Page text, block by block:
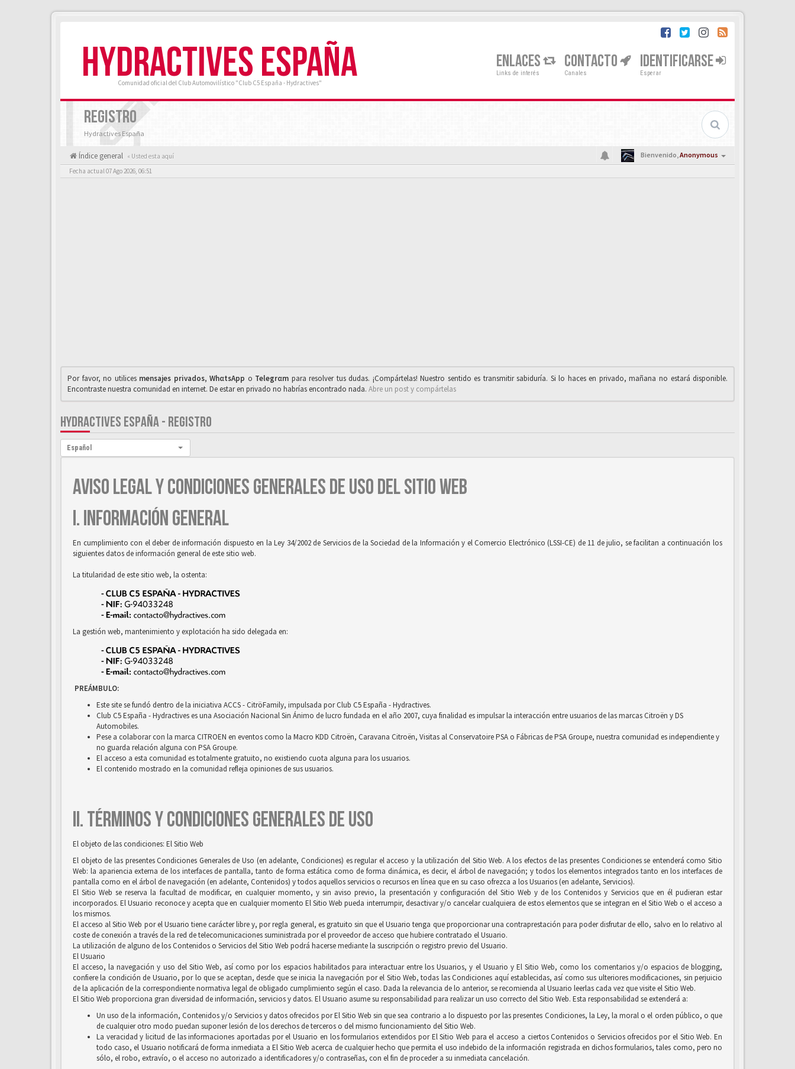
HYDRACTIVES ESPAÑA
Comunidad oficial del Club Automovilístico "Club C5 España - Hydractives"
ENLACES
Links de interés
CONTACTO
Canales
IDENTIFICARSE
Esperar
REGISTRO
Hydractives España
Índice general « Usted esta aquí Bienvenido,Anonymous
Fecha actual 07 Ago 2026, 06:51
Por favor, no utilices mensajes privados,WhαtsApp o Telegrαm para resolver tus dudas. ¡Compártelas! Nuestro sentido es transmitir sabiduría. Si lo haces en privado, mañana no estará disponible.
Encontraste nuestra comunidad en internet. De estar en privado no habrías encontrado nada. Abre un post y compártelas
HYDRACTIVES ESPAÑA - REGISTRO
Idioma:
Español
AVISO LEGAL Y CONDICIONES GENERALES DE USO DEL SITIO WEB
I. INFORMACIÓN GENERAL
En cumplimiento con el deber de información dispuesto en la Ley 34/2002 de Servicios de la Sociedad de la Información y el Comercio Electrónico (LSSI-CE) de 11 de julio, se facilitan a continuación los
siguientes datos de información general de este sitio web.
La titularidad de este sitio web, la ostenta:
La gestión web, mantenimiento y explotación ha sido delegada en:
PREÁMBULO:
Este site se fundó dentro de la iniciativa ACCS - CitröFamily, impulsada por Club C5 España - Hydractives.
Club C5 España - Hydractives es una Asociación Nacional Sin Ánimo de lucro fundada en el año 2007, cuya finalidad es impulsar la interacción entre usuarios de las marcas Citroën y DS
Automobiles.
Pese a colaborar con la marca CITROEN en eventos como la Macro KDD Citroën, Caravana Citroën, Visitas al Conservatoire PSA o Fábricas de PSA Groupe, nuestra comunidad es independiente y
no guarda relación alguna con PSA Groupe.
El acceso a esta comunidad es totalmente gratuito, no existiendo cuota alguna para los usuarios.
El contenido mostrado en la comunidad refleja opiniones de sus usuarios.
II. TÉRMINOS Y CONDICIONES GENERALES DE USO
El objeto de las condiciones: El Sitio Web
El objeto de las presentes Condiciones Generales de Uso (en adelante, Condiciones) es regular el acceso y la utilización del Sitio Web. A los efectos de las presentes Condiciones se entenderá como Sitio
Web: la apariencia externa de los interfaces de pantalla, tanto de forma estática como de forma dinámica, es decir, el árbol de navegación; y todos los elementos integrados tanto en los interfaces de
pantalla como en el árbol de navegación (en adelante, Contenidos) y todos aquellos servicios o recursos en línea que en su caso ofrezca a los Usuarios (en adelante, Servicios).
El Sitio Web se reserva la facultad de modificar, en cualquier momento, y sin aviso previo, la presentación y configuración del Sitio Web y de los Contenidos y Servicios que en él pudieran estar
incorporados. El Usuario reconoce y acepta que en cualquier momento El Sitio Web pueda interrumpir, desactivar y/o cancelar cualquiera de estos elementos que se integran en el Sitio Web o el acceso a
los mismos.
El acceso al Sitio Web por el Usuario tiene carácter libre y, por regla general, es gratuito sin que el Usuario tenga que proporcionar una contraprestación para poder disfrutar de ello, salvo en lo relativo al
coste de conexión a través de la red de telecomunicaciones suministrada por el proveedor de acceso que hubiere contratado el Usuario.
La utilización de alguno de los Contenidos o Servicios del Sitio Web podrá hacerse mediante la suscripción o registro previo del Usuario.
El Usuario
El acceso, la navegación y uso del Sitio Web, así como por los espacios habilitados para interactuar entre los Usuarios, y el Usuario y El Sitio Web, como los comentarios y/o espacios de blogging,
confiere la condición de Usuario, por lo que se aceptan, desde que se inicia la navegación por el Sitio Web, todas las Condiciones aquí establecidas, así como sus ulteriores modificaciones, sin perjuicio
de la aplicación de la correspondiente normativa legal de obligado cumplimiento según el caso. Dada la relevancia de lo anterior, se recomienda al Usuario leerlas cada vez que visite el Sitio Web.
El Sitio Web proporciona gran diversidad de información, servicios y datos. El Usuario asume su responsabilidad para realizar un uso correcto del Sitio Web. Esta responsabilidad se extenderá a:
Un uso de la información, Contenidos y/o Servicios y datos ofrecidos por El Sitio Web sin que sea contrario a lo dispuesto por las presentes Condiciones, la Ley, la moral o el orden público, o que
de cualquier otro modo puedan suponer lesión de los derechos de terceros o del mismo funcionamiento del Sitio Web.
La veracidad y licitud de las informaciones aportadas por el Usuario en los formularios extendidos por El Sitio Web para el acceso a ciertos Contenidos o Servicios ofrecidos por el Sitio Web. En
todo caso, el Usuario notificará de forma inmediata a El Sitio Web acerca de cualquier hecho que permita el uso indebido de la información registrada en dichos formularios, tales como, pero no
sólo, el robo, extravío, o el acceso no autorizado a identificadores y/o contraseñas, con el fin de proceder a su inmediata cancelación.